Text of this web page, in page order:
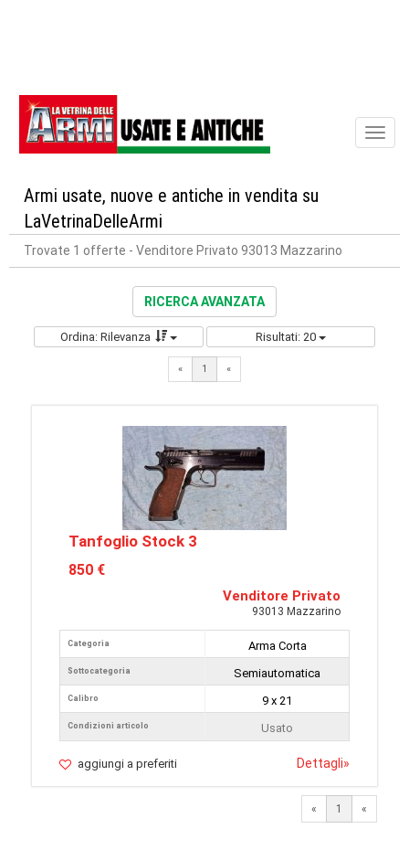
Armi usate, nuove e antiche in vendita su
LaVetrinaDelleArmi
Trovate 1 offerte - Venditore Privato 93013 Mazzarino
RICERCA AVANZATA
Ordina: Rilevanza Risultati: 20
« 1 «
Tanfoglio Stock 3
850 €
Venditore Privato
93013 Mazzarino
Categoria
Sottocategoria
Calibro
Condizioni articolo
Arma Corta
Semiautomatica
9 x 21
Usato
aggiungi a preferiti Dettagli»
« 1 «